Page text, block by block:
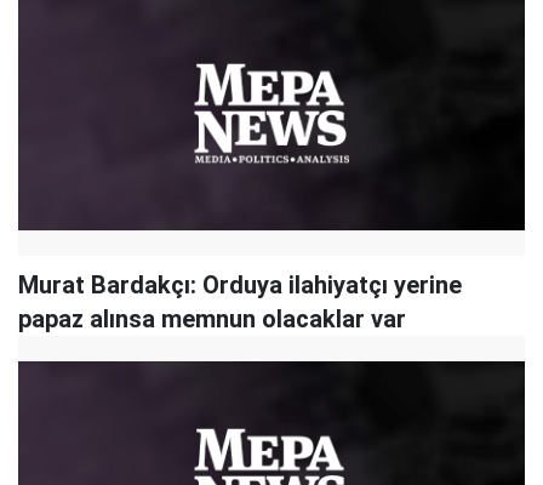
Murat Bardakçı: Orduya ilahiyatçı yerine
papaz alınsa memnun olacaklar var